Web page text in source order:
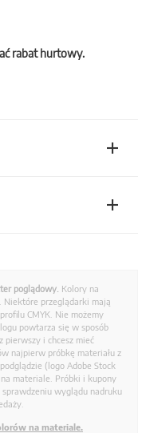
rabat hurtowy.
poglądowy. Kolory na
Niektóre przeglądarki mają
CMYK. Nie możemy
powtarza się w sposób
pierwszy i chcesz mieć
najpierw próbkę materiału z
(logo Adobe Stock
materiale. Próbki i kupony
wyglądu nadruku
na materiale.